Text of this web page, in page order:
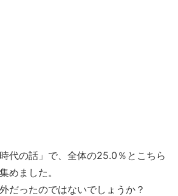
代の話」 で、全体の25.0％とこちら
めました。
だったのではないでしょうか？